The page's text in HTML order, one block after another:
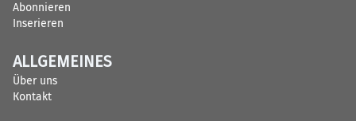
Abonnieren
Inserieren
ALLGEMEINES
Über uns
Kontakt